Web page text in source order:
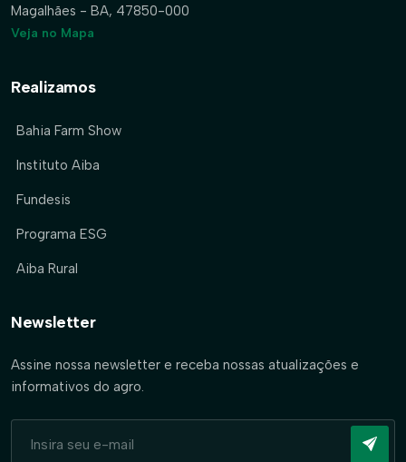
Magalhães - BA, 47850-000
Veja no Mapa
Realizamos
Bahia Farm Show
Instituto Aiba
Fundesis
Programa ESG
Aiba Rural
Newsletter
Assine nossa newsletter e receba nossas atualizações e
informativos do agro.